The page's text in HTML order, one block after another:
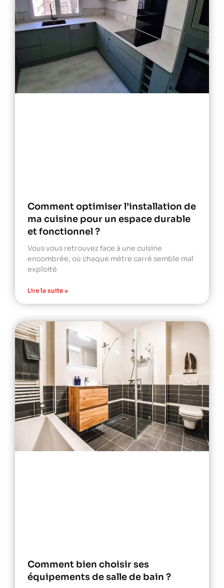
Comment optimiser l’installation de
ma cuisine pour un espace durable
et fonctionnel ?
Vous vous retrouvez face à une cuisine
encombrée, où chaque mètre carré semble mal
exploité
Lire la suite »
Comment bien choisir ses
équipements de salle de bain ?